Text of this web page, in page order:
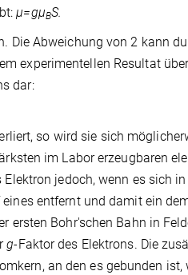
μ=gμBS.
Die Abweichung von 2 kann
experimentellen Resultat
dar:
so wird sie sich
im Labor erzeugbaren
jedoch, wenn es sich
entfernt und damit ein
ersten Bohr'schen Bahn in
g-Faktor des Elektrons. Die
an den es gebunden ist,